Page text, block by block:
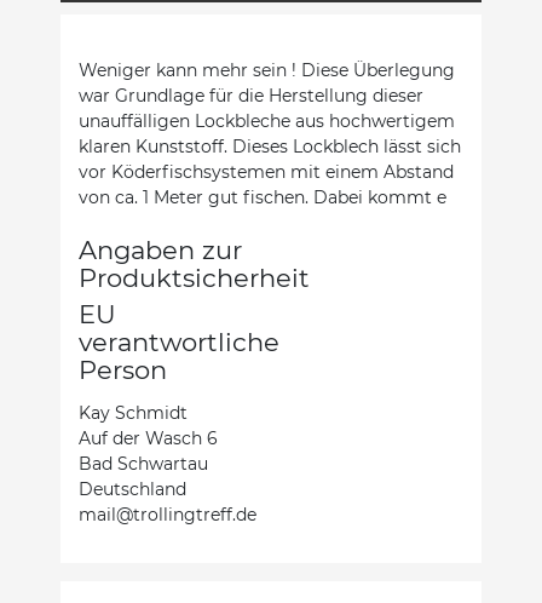
Weniger kann mehr sein ! Diese Überlegung
war Grundlage für die Herstellung dieser
unauffälligen Lockbleche aus hochwertigem
klaren Kunststoff. Dieses Lockblech lässt sich
vor Köderfischsystemen mit einem Abstand
von ca. 1 Meter gut fischen. Dabei kommt e
Angaben zur
Produktsicherheit
EU
verantwortliche
Person
Kay Schmidt
Auf der Wasch 6
Bad Schwartau
Deutschland
mail@trollingtreff.de